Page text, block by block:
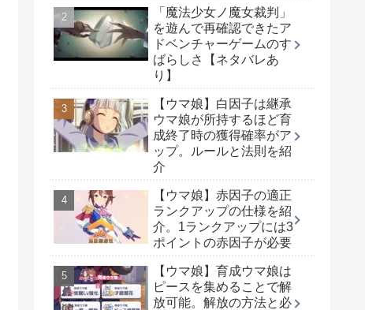
「魔法少女ノ魔女裁判」
を遊んで再確認できたア
ドベンチャーゲームのす
ばらしさ【ネタバレあ
り】
【ウマ娘】白因子は継承
ウマ娘が所持するほど育
成終了時の獲得確率がア
ップ。ルールと法則を紹
介
【ウマ娘】赤因子の適正
ランクアップの仕様を紹
介。1ランクアップには3
ポイントの赤因子が必要
【ウマ娘】育成ウマ娘は
ピースを集めることで解
放可能。解放の方法と必